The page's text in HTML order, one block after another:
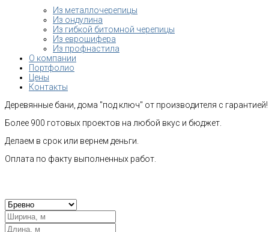
Из металлочерепицы
Из ондулина
Из гибкой битомной черепицы
Из еврошифера
Из профнастила
О компании
Портфолио
Цены
Контакты
Деревянные бани, дома "под ключ" от производителя с гарантией!
Более 900 готовых проектов на любой вкус и бюджет.
Делаем в срок или вернем деньги.
Оплата по факту выполненных работ.